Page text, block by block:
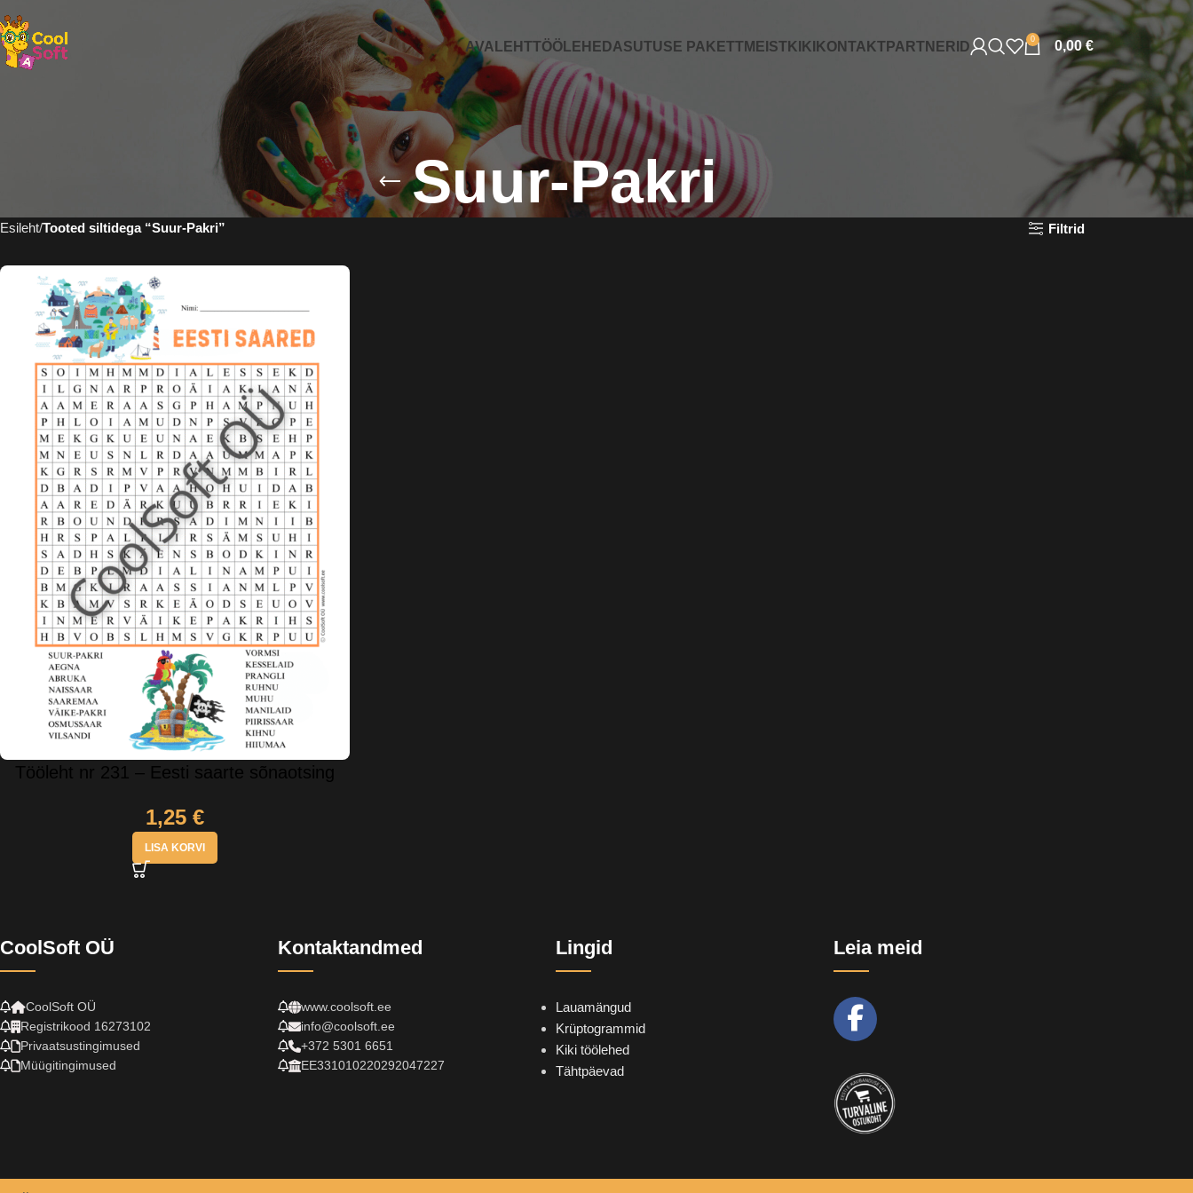
AVALEHTTÖÖLEHEDASUTUSE PAKETTMEISTKIKI KONTAKTPARTNERID 0 0,00€
Suur-Pakri
Esileht Tooted siltidega “Suur-Pakri” Filtrid
Tööleht nr 231 – Eesti saarte sõnaotsing
1,25 €
LISA KORVI
CoolSoft OÜ
CoolSoft OÜ
Registrikood 16273102
Privaatsustingimused
Müügitingimused
Kontaktandmed
www.coolsoft.ee
info@coolsoft.ee
+372 5301 6651
EE331010220292047227
Lingid
Lauamängud
Krüptogrammid
Kiki töölehed
Tähtpäevad
Leia meid